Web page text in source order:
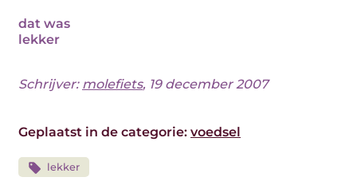
dat was
lekker
Schrijver: molefiets, 19 december 2007
Geplaatst in de categorie: voedsel
lekker